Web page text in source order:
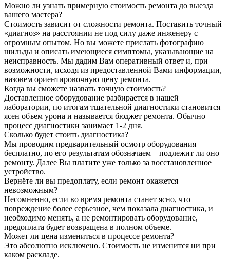
Можно ли узнать примерную стоимость ремонта до выезда
вашего мастера?
Стоимость зависит от сложности ремонта. Поставить точный
«диагноз» на расстоянии не под силу даже инженеру с
огромным опытом. Но вы можете прислать фотографию
шильды и описать имеющиеся симптомы, указывающие на
неисправность. Мы дадим Вам оперативный ответ и, при
возможности, исходя из предоставленной Вами информации,
назовем ориентировочную цену ремонта.
Когда вы сможете назвать точную стоимость?
Доставленное оборудование разбирается в нашей
лаборатории, по итогам тщательной диагностики становится
ясен объем урона и называется бюджет ремонта. Обычно
процесс диагностики занимает 1-2 дня.
Сколько будет стоить диагностика?
Мы проводим предварительный осмотр оборудования
бесплатно, по его результатам обозначаем – подлежит ли оно
ремонту. Далее Вы платите уже только за восстановленное
устройство.
Вернёте ли вы предоплату, если ремонт окажется
невозможным?
Несомненно, если во время ремонта станет ясно, что
повреждение более серьезное, чем показала диагностика, и
необходимо менять, а не ремонтировать оборудование,
предоплата будет возвращена в полном объеме.
Может ли цена измениться в процессе ремонта?
Это абсолютно исключено. Стоимость не изменится ни при
каком раскладе.